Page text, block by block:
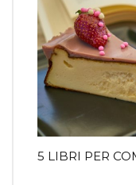
5 LIBRI PER